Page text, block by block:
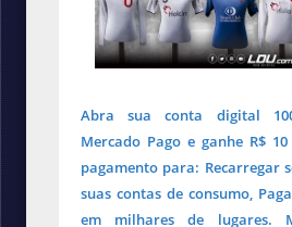
Abra sua conta digital
Mercado Pago e ganhe R$
pagamento para: Recarregar
suas contas de consumo,
em milhares de lugares.